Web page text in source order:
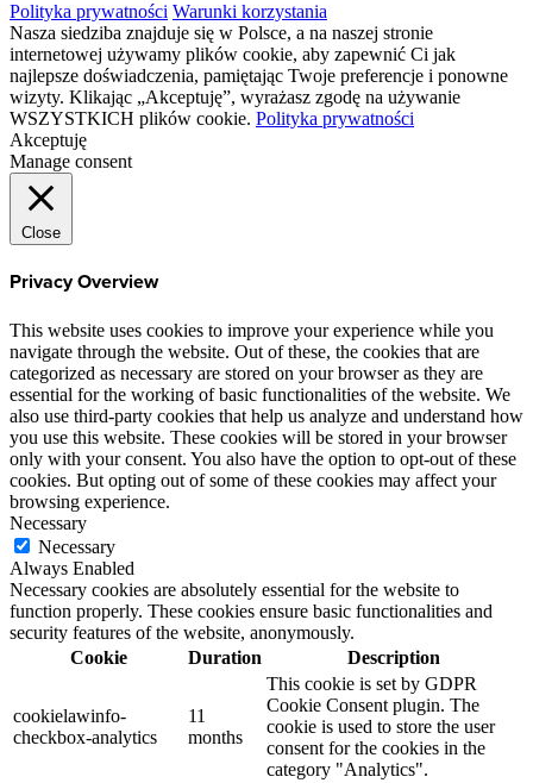
Polityka prywatności Warunki korzystania
Nasza siedziba znajduje się w Polsce, a na naszej stronie
internetowej używamy plików cookie, aby zapewnić Ci jak
najlepsze doświadczenia, pamiętając Twoje preferencje i ponowne
wizyty. Klikając „Akceptuję”, wyrażasz zgodę na używanie
WSZYSTKICH plików cookie. Polityka prywatności
Akceptuję
Manage consent
Close
Privacy Overview
This website uses cookies to improve your experience while you
navigate through the website. Out of these, the cookies that are
categorized as necessary are stored on your browser as they are
essential for the working of basic functionalities of the website. We
also use third-party cookies that help us analyze and understand how
you use this website. These cookies will be stored in your browser
only with your consent. You also have the option to opt-out of these
cookies. But opting out of some of these cookies may affect your
browsing experience.
Necessary
Necessary
Always Enabled
Necessary cookies are absolutely essential for the website to
function properly. These cookies ensure basic functionalities and
security features of the website, anonymously.
Cookie
Duration Description
cookielawinfo-
checkbox-analytics
11
months
This cookie is set by GDPR
Cookie Consent plugin. The
cookie is used to store the user
consent for the cookies in the
category "Analytics".